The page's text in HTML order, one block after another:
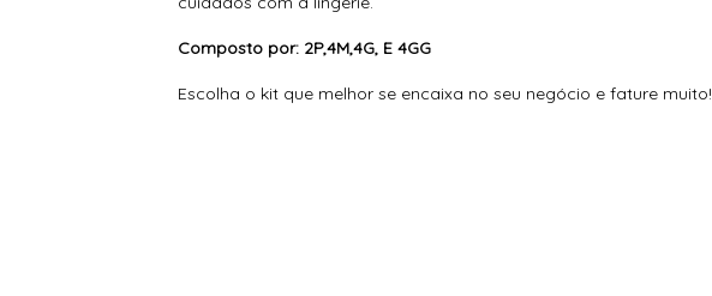
Composto por: 2P,4M,4G, E 4GG
Escolha o kit que melhor se encaixa no seu negócio e fature muito!